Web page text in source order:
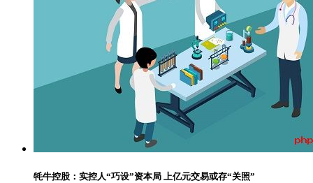
牦牛控股：实控人“巧设”资本局 上亿元交易或存“关照”